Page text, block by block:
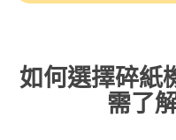
如何選擇碎紙
需了